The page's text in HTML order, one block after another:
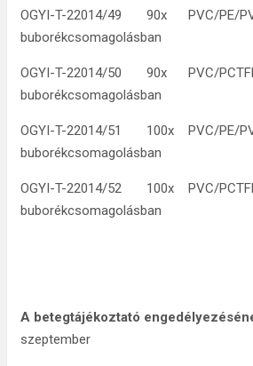
OGYI-T-22014/49 90x PVC/PE/
buborékcsomagolásban
OGYI-T-22014/50 90x PVC/
buborékcsomagolásban
OGYI-T-22014/51 100x PVC/PE/
buborékcsomagolásban
OGYI-T-22014/52 100x PVC/
buborékcsomagolásban
A betegtájékoztató
szeptember